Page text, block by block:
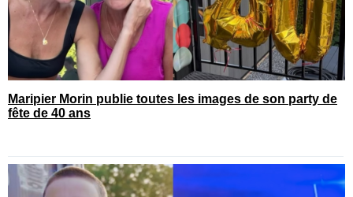
Maripier Morin publie toutes les images de son party de
fête de 40 ans